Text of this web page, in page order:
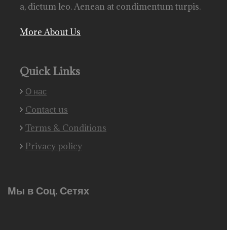
a, dictum leo. Aenean at condimentum turpis.
More About Us
Quick Links
О нас
Contact us
Terms & Conditions
Privacy policy
Мы в Соц. Сетях